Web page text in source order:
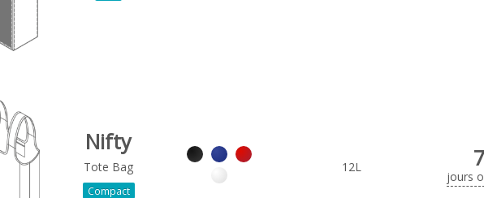
Nifty
Tote Bag
Compact
12L 7
jours